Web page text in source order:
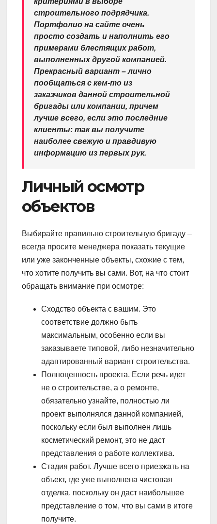
строительного подрядчика.
Портфолио на сайте очень
просто создать и наполнить его
примерами блестящих работ,
выполненных другой компанией.
Прекрасный вариант – лично
пообщаться с кем-то из
заказчиков данной строительной
бригады или компании, причем
лучше всего, если это последние
клиенты: так вы получите
наиболее свежую и правдивую
информацию из первых рук.
Личный осмотр
объектов
Выбирайте правильно строительную бригаду –
всегда просите менеджера показать текущие
или уже законченные объекты, схожие с тем,
что хотите получить вы сами. Вот, на что стоит
обращать внимание при осмотре:
Сходство объекта с вашим. Это
соответствие должно быть
максимальным, особенно если вы
заказываете типовой, либо незначительно
адаптированный вариант строительства.
Полноценность проекта. Если речь идет
не о строительстве, а о ремонте,
обязательно узнайте, полностью ли
проект выполнялся данной компанией,
поскольку если был выполнен лишь
косметический ремонт, это не даст
представления о работе коллектива.
Стадия работ. Лучше всего приезжать на
объект, где уже выполнена чистовая
отделка, поскольку он даст наибольшее
представление о том, что вы сами в итоге
получите.